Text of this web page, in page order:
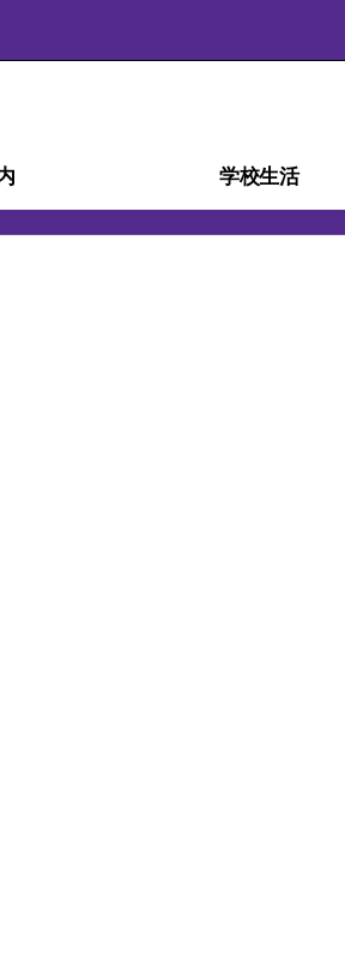
介校自己評価)
ッション
リシー
ライン
歌
ス
学校生活